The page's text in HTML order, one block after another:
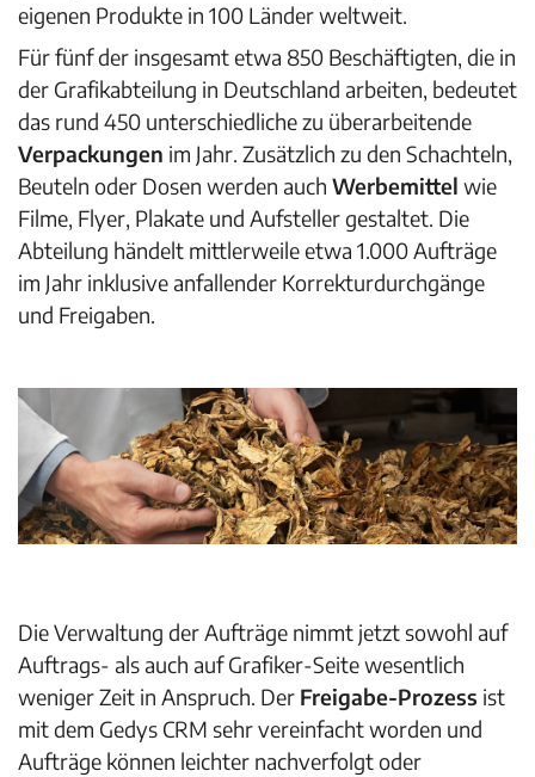
eigenen Produkte in 100 Länder weltweit.
Für fünf der insgesamt etwa 850 Beschäftigten, die in
der Grafikabteilung in Deutschland arbeiten, bedeutet
das rund 450 unterschiedliche zu überarbeitende
Verpackungen im Jahr. Zusätzlich zu den Schachteln,
Beuteln oder Dosen werden auch Werbemittel wie
Filme, Flyer, Plakate und Aufsteller gestaltet. Die
Abteilung händelt mittlerweile etwa 1.000 Aufträge
im Jahr inklusive anfallender Korrekturdurchgänge
und Freigaben.
Die Verwaltung der Aufträge nimmt jetzt sowohl auf
Auftrags- als auch auf Grafiker-Seite wesentlich
weniger Zeit in Anspruch. Der Freigabe-Prozess ist
mit dem Gedys CRM sehr vereinfacht worden und
Aufträge können leichter nachverfolgt oder